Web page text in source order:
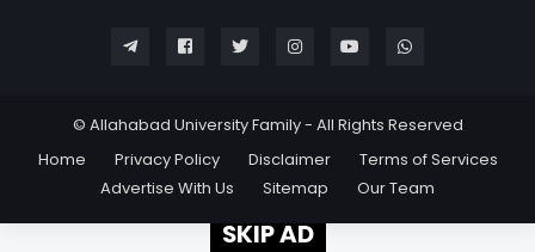
© Allahabad University Family - All Rights Reserved
Home
Privacy Policy Disclaimer
Terms of Services
Advertise With Us
Sitemap Our Team
SKIP AD